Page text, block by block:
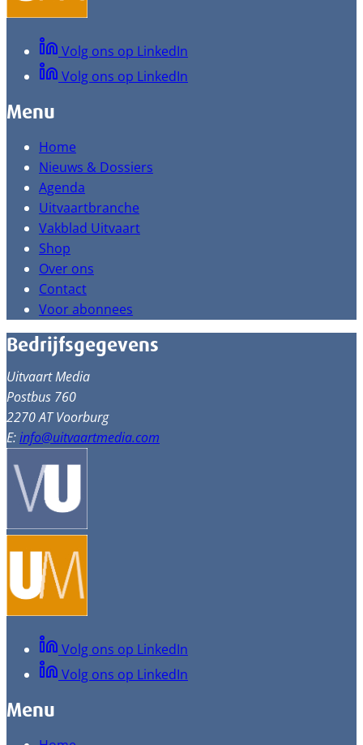
Volg ons op LinkedIn
Volg ons op LinkedIn
Menu
Home
Nieuws & Dossiers
Agenda
Uitvaartbranche
Vakblad Uitvaart
Shop
Over ons
Contact
Voor abonnees
Bedrijfsgegevens
Uitvaart Media
Postbus 760
2270 AT Voorburg
E:info@uitvaartmedia.com
Volg ons op LinkedIn
Volg ons op LinkedIn
Menu